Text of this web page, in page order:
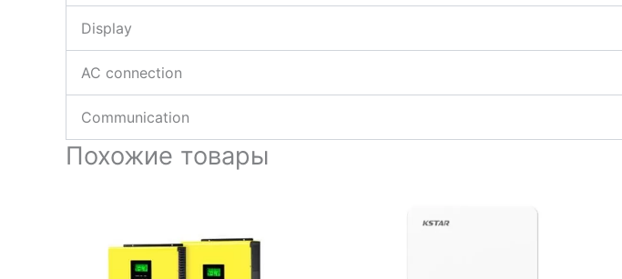
Display
AC connection
Communication
Похожие товары